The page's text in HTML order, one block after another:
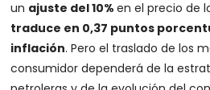
un ajuste del 10%en el precio de
traduce en 0,37 puntos
inflación. Pero el traslado de los
consumidor dependerá de la